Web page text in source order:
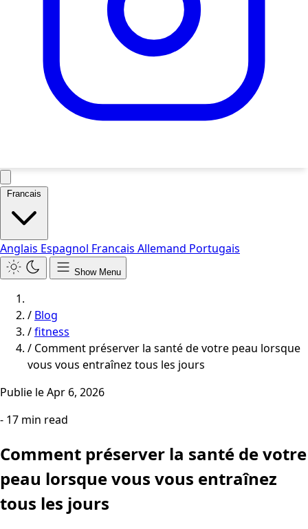
Francais
Anglais Espagnol Francais Allemand Portugais
Show Menu
/ Blog
/fitness
/ Comment préserver la santé de votre peau lorsque
vous vous entraînez tous les jours
Publie leApr 6, 2026
- 17 min read
Comment préserver la santé de votre
peau lorsque vous vous entraînez
tous les jours